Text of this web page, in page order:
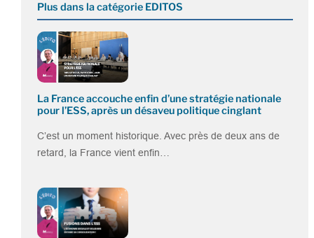
Plus dans la catégorie EDITOS
La France accouche enfin d’une stratégie nationale
pour l’ESS, après un désaveu politique cinglant
C’est un moment historique. Avec près de deux ans de
retard, la France vient enfin…